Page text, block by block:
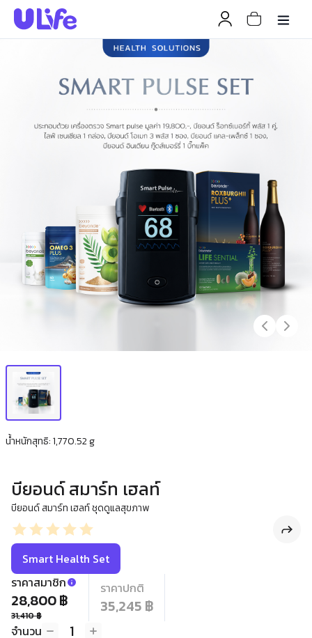
น้ำหนักสุทธิ: 1,770.52 g
บียอนด์ สมาร์ท เฮลท์​
บียอนด์ สมาร์ท เฮลท์​ ชุดดูแลสุขภาพ
Smart Health Set
ราคาสมาชิก
28,800 ฿
31,410 ฿
ราคาปกติ
35,245 ฿
จำนวน 1